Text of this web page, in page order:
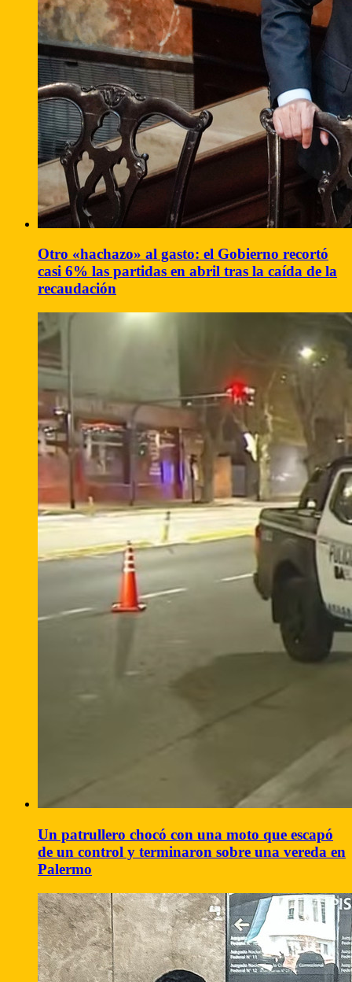
Otro «hachazo» al gasto: el Gobierno recortó
casi 6% las partidas en abril tras la caída de la
recaudación
Un patrullero chocó con una moto que escapó
de un control y terminaron sobre una vereda en
Palermo